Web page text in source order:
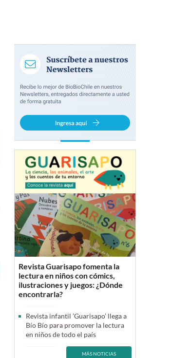
Revista Guarisapo fomenta la
lectura en niños con cómics,
ilustraciones y juegos: ¿Dónde
encontrarla?
Revista infantil ’Guarisapo’ llega a
Bío Bío para promover la lectura
en niños de todo el país
MÁS NOTICIAS